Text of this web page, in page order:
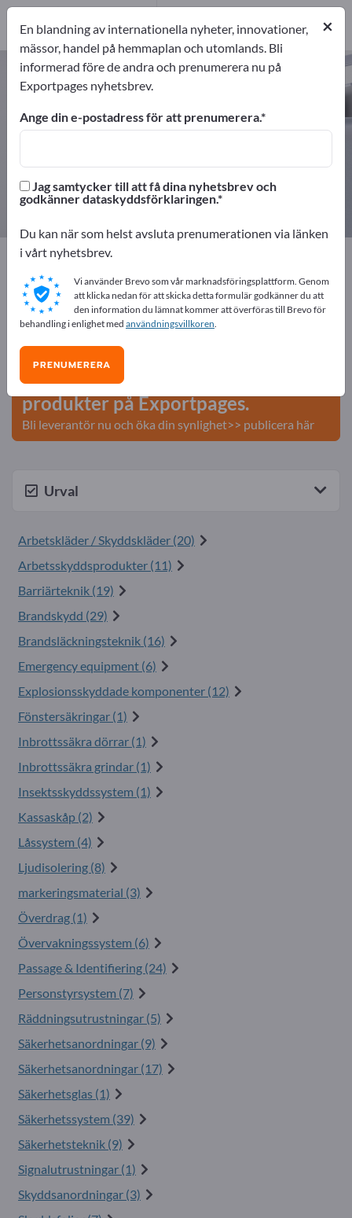
Säkerhet och skydd – hitta
tillverkare och leverantörer
Distributörer
7
Exportpages Säkerhet och skydd
Annonsera gratis på Exportpages!
Behov – Erbjudanden – Begagnade varor –
Affärskontakter >> börja här
Publicera ditt företag och dina
produkter på Exportpages.
Bli leverantör nu och öka din synlighet>> publicera här
Urval
Arbetskläder / Skyddskläder (20)
Arbetsskyddsprodukter (11)
Barriärteknik (19)
Brandskydd (29)
Brandsläckningsteknik (16)
Emergency equipment (6)
Explosionsskyddade komponenter (12)
Fönstersäkringar (1)
Inbrottssäkra dörrar (1)
Inbrottssäkra grindar (1)
Insektsskyddssystem (1)
Kassaskåp (2)
Låssystem (4)
Ljudisolering (8)
markeringsmaterial (3)
Överdrag (1)
Övervakningssystem (6)
Passage & Identifiering (24)
Personstyrsystem (7)
Räddningsutrustningar (5)
Säkerhetsanordningar (9)
Säkerhetsanordningar (17)
Säkerhetsglas (1)
Säkerhetssystem (39)
Säkerhetsteknik (9)
Signalutrustningar (1)
Skyddsanordningar (3)
×
En blandning av internationella nyheter, innovationer,
mässor, handel på hemmaplan och utomlands. Bli
informerad före de andra och prenumerera nu på
Exportpages nyhetsbrev.
Ange din e-postadress för att prenumerera.
Jag samtycker till att få dina nyhetsbrev och
godkänner dataskyddsförklaringen.
Du kan när som helst avsluta prenumerationen via länken
i vårt nyhetsbrev.
Vi använder Brevo som vår marknadsföringsplattform. Genom
att klicka nedan för att skicka detta formulär godkänner du att
den information du lämnat kommer att överföras till Brevo för
behandling i enlighet med användningsvillkoren.
PRENUMERERA